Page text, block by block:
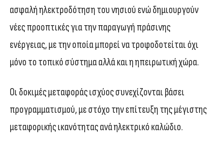
ασφαλή ηλεκτροδότηση του νησιού ενώ δημιουργούν
νέες προοπτικές για την παραγωγή πράσινης
ενέργειας, με την οποία μπορεί να τροφοδοτείται όχι
μόνο το τοπικό σύστημα αλλά και η ηπειρωτική χώρα.
Οι δοκιμές μεταφοράς ισχύος συνεχίζονται βάσει
προγραμματισμού, με στόχο την επίτευξη της μέγιστης
μεταφορικής ικανότητας ανά ηλεκτρικό καλώδιο.